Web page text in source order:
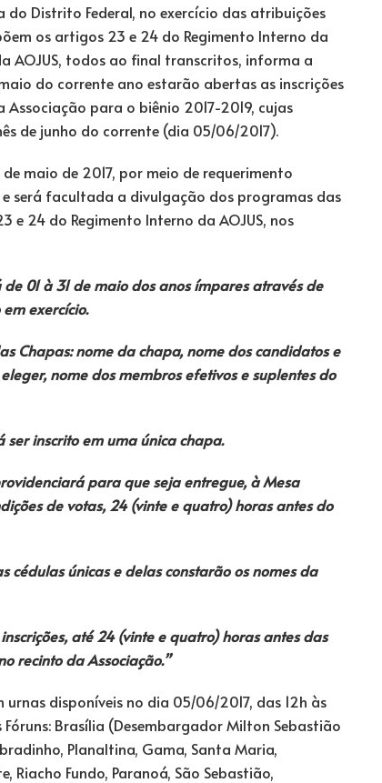
Distrito Federal, no exercício das atribuições
os artigos 23 e 24 do Regimento Interno da
AOJUS, todos ao final transcritos, informa a
do corrente ano estarão abertas as inscrições
para o biênio 2017-2019, cujas
de junho do corrente (dia 05/06/2017).
maio de 2017, por meio de requerimento
será facultada a divulgação dos programas das
24 do Regimento Interno da AOJUS, nos
01 à 31 de maio dos anos ímpares através de
exercício.
Chapas: nome da chapa, nome dos candidatos e
nome dos membros efetivos e suplentes do
inscrito em uma única chapa.
para que seja entregue, à Mesa
de votas, 24 (vinte e quatro) horas antes do
únicas e delas constarão os nomes da
até 24 (vinte e quatro) horas antes das
recinto da Associação.”
disponíveis no dia 05/06/2017, das 12h às
Brasília (Desembargador Milton Sebastião
Planaltina, Gama, Santa Maria,
Riacho Fundo, Paranoá, São Sebastião,